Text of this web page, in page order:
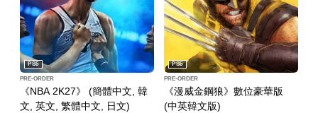
《NBA 2K27》 (簡體中文, 韓
文, 英文, 繁體中文, 日文)
PS5
PRE-ORDER
《漫威金鋼狼》數位豪華版
(中英韓文版)
PS5
PRE-ORDER